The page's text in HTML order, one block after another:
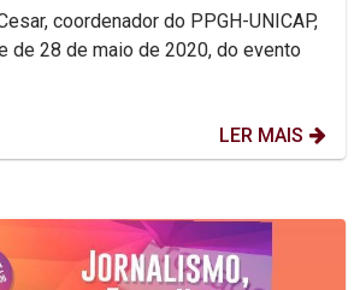
coordenador do PPGH-UNICAP,
de 28 de maio de 2020, do evento
LER MAIS